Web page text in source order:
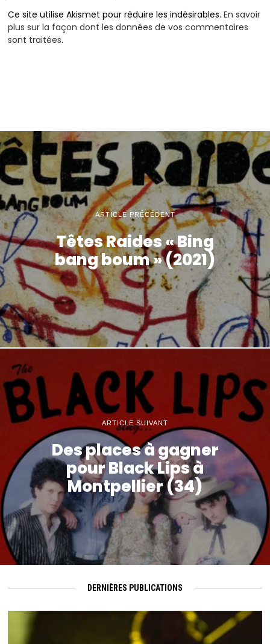
Ce site utilise Akismet pour réduire les indésirables.En savoir
plus sur la façon dont les données de vos commentaires
sont traitées.
ARTICLE PRÉCÉDENT
Têtes Raides « Bing
bang boum » (2021)
ARTICLE SUIVANT
Des places à gagner
pour Black Lips à
Montpellier (34)
DERNIÈRES PUBLICATIONS